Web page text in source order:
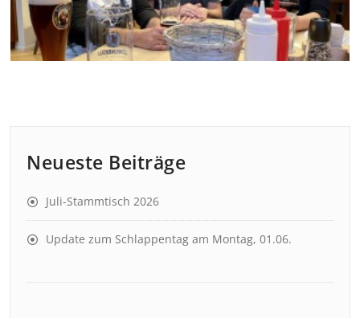
Neueste Beiträge
Juli-Stammtisch 2026
Update zum Schlappentag am Montag, 01.06.